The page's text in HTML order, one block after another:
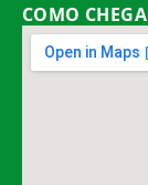
COMO